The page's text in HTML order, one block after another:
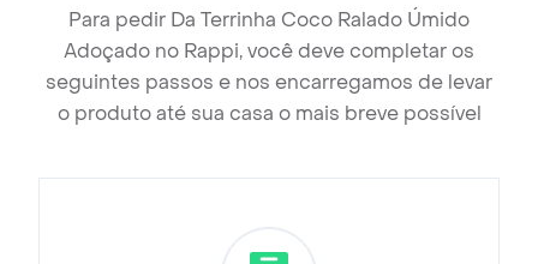
Para pedir Da Terrinha Coco Ralado Úmido
Adoçado no Rappi, você deve completar os
seguintes passos e nos encarregamos de levar
o produto até sua casa o mais breve possível